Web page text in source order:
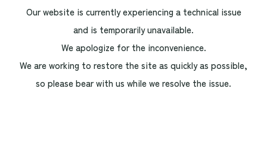
Our website is currently experiencing a technical issue
and is temporarily unavailable.
We apologize for the inconvenience.
We are working to restore the site as quickly as possible,
so please bear with us while we resolve the issue.